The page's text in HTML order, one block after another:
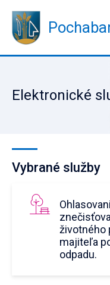
Elektronické
Vybrané služby
životného
majiteľa
odpadu.